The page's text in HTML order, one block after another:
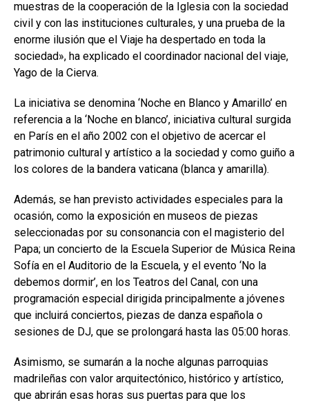
muestras de la cooperación de la Iglesia con la sociedad
civil y con las instituciones culturales, y una prueba de la
enorme ilusión que el Viaje ha despertado en toda la
sociedad», ha explicado el coordinador nacional del viaje,
Yago de la Cierva.
La iniciativa se denomina ‘Noche en Blanco y Amarillo’ en
referencia a la ‘Noche en blanco’, iniciativa cultural surgida
en París en el año 2002 con el objetivo de acercar el
patrimonio cultural y artístico a la sociedad y como guiño a
los colores de la bandera vaticana (blanca y amarilla).
Además, se han previsto actividades especiales para la
ocasión, como la exposición en museos de piezas
seleccionadas por su consonancia con el magisterio del
Papa; un concierto de la Escuela Superior de Música Reina
Sofía en el Auditorio de la Escuela, y el evento ‘No la
debemos dormir’, en los Teatros del Canal, con una
programación especial dirigida principalmente a jóvenes
que incluirá conciertos, piezas de danza española o
sesiones de DJ, que se prolongará hasta las 05:00 horas.
Asimismo, se sumarán a la noche algunas parroquias
madrileñas con valor arquitectónico, histórico y artístico,
que abrirán esas horas sus puertas para que los